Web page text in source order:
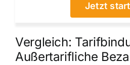
Jetzt
Vergleich:
Außertarifliche